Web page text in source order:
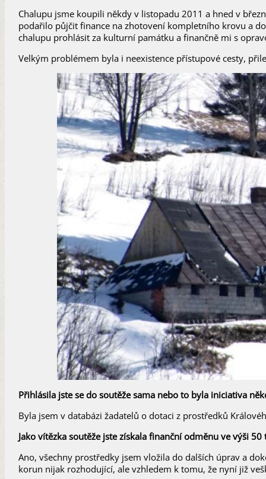
Chalupu jsme koupili někdy v listopadu 2011 a hned v
podařilo půjčit finance na zhotovení kompletního krovu a
chalupu prohlásit za kulturní památku a finančně mi s
Velkým problémem byla i neexistence přístupové cesty,
​Přihlásila jste se do soutěže sama nebo to byla iniciativa
Byla jsem v databázi žadatelů o dotaci z prostředků
Jako vítězka soutěže jste získala finanční odměnu ve výši
Ano, všechny prostředky jsem vložila do dalších úprav a
korun nijak rozhodující, ale vzhledem k tomu, že nyní již